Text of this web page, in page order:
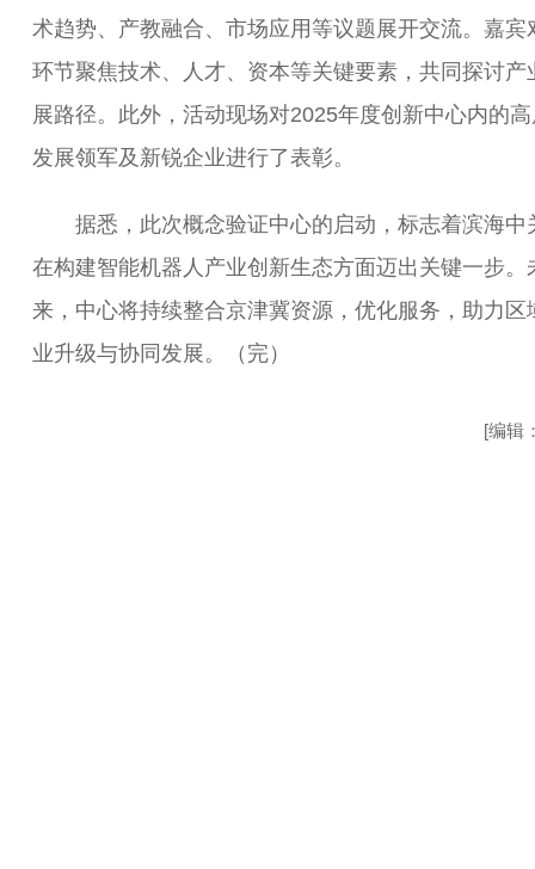
术趋势、产教融合、市场应用等议题展开交流。嘉宾
环节聚焦技术、人才、资本等关键要素，共同探讨产
展路径。此外，活动现场对2025年度创新中心内的
发展领军及新锐企业进行了表彰。
据悉，此次概念验证中心的启动，标志着滨海中
在构建智能机器人产业创新生态方面迈出关键一步。
来，中心将持续整合京津冀资源，优化服务，助力区
业升级与协同发展。（完）
[编辑